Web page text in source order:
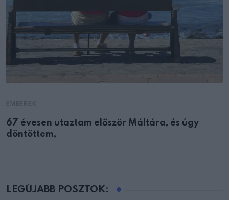
67 évesen utaztam először Máltára, és úgy
döntöttem,
LEGÚJABB POSZTOK: